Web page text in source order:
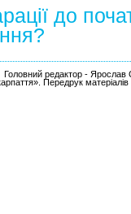
до
Головний редактор - Ярослав
Передрук